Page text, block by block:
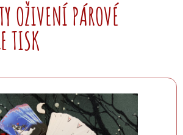
OŽIVENÍ PÁROVÉ
TISK